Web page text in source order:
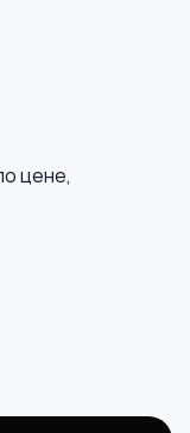
цене,